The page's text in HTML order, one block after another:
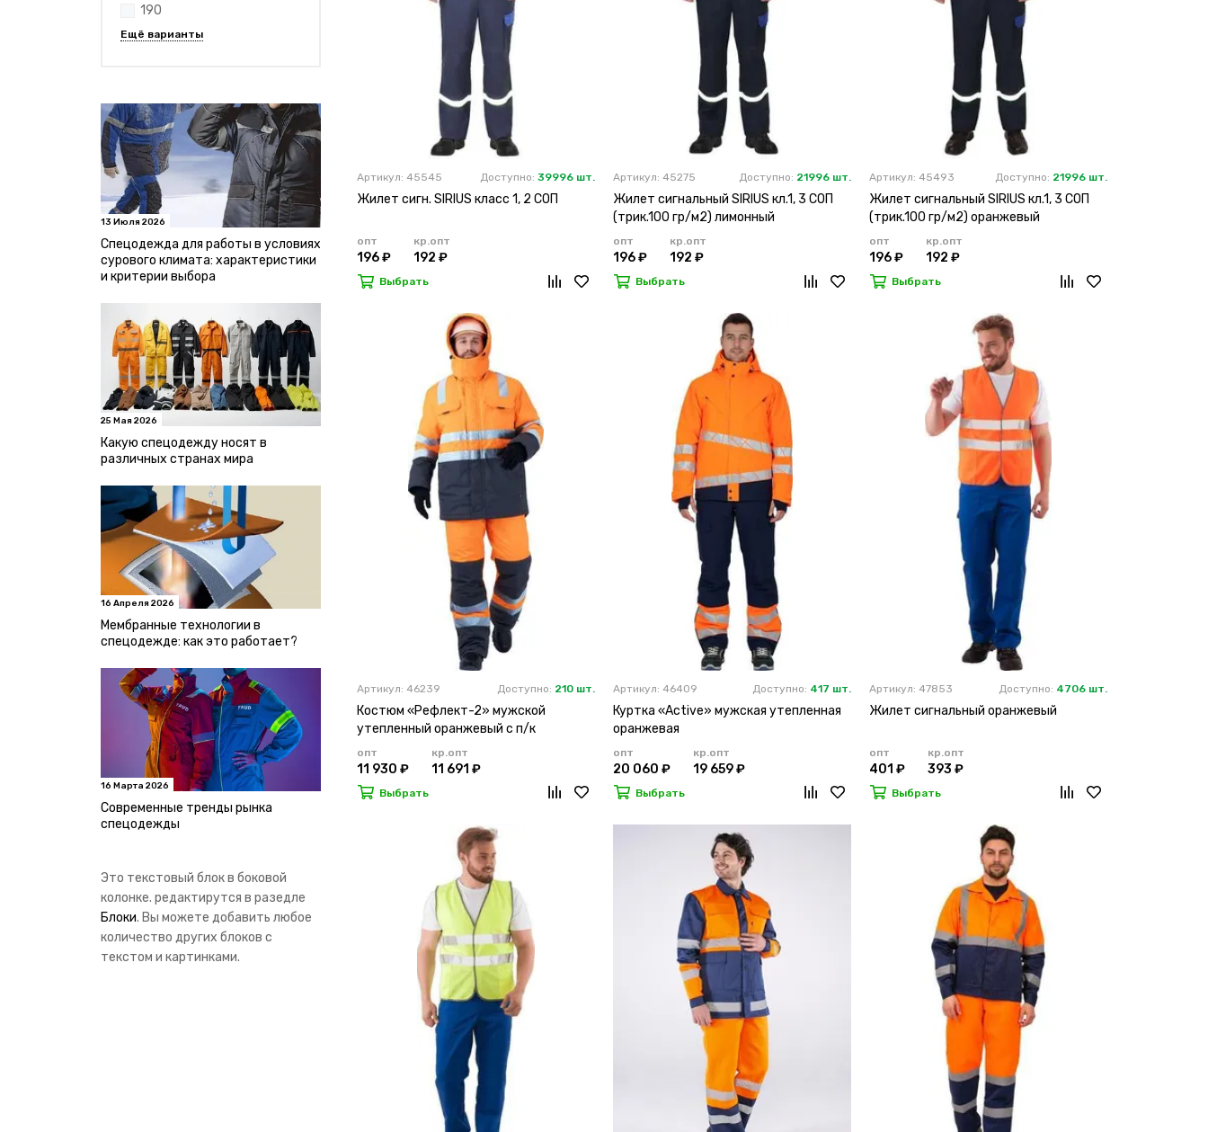
190
13 Июля 2026
Спецодежда для работы в условиях
сурового климата: характеристики
и критерии выбора
25 Мая 2026
Какую спецодежду носят в
различных странах мира
16 Апреля 2026
Мембранные технологии в
спецодежде: как это работает?
16 Марта 2026
Современные тренды рынка
спецодежды
Это текстовый блок в боковой
колонке. редактирутся в разедле
Блоки. Вы можете добавить любое
количество других блоков с
текстом и картинками.
Артикул: 45545 Доступно: 39996 шт.
Жилет сигн. SIRIUS класс 1, 2 СОП
опт
196 ₽
кр.опт
192 ₽
Выбрать
Артикул: 45275 Доступно: 21996 шт.
Жилет сигнальный SIRIUS кл.1, 3 СОП
(трик.100 гр/м2) лимонный
опт
196 ₽
кр.опт
192 ₽
Выбрать
Артикул: 45493 Доступно: 21996 шт.
Жилет сигнальный SIRIUS кл.1, 3 СОП
(трик.100 гр/м2) оранжевый
опт
196 ₽
кр.опт
192 ₽
Выбрать
Артикул: 46239 Доступно: 210 шт.
Костюм «Рефлект-2» мужской
утепленный оранжевый с п/к
опт
11 930 ₽
кр.опт
11 691 ₽
Выбрать
Артикул: 46409 Доступно: 417 шт.
Куртка «Active» мужская утепленная
оранжевая
опт
20 060 ₽
кр.опт
19 659 ₽
Выбрать
Артикул: 47853 Доступно: 4706 шт.
Жилет сигнальный оранжевый
опт
401 ₽
кр.опт
393 ₽
Выбрать